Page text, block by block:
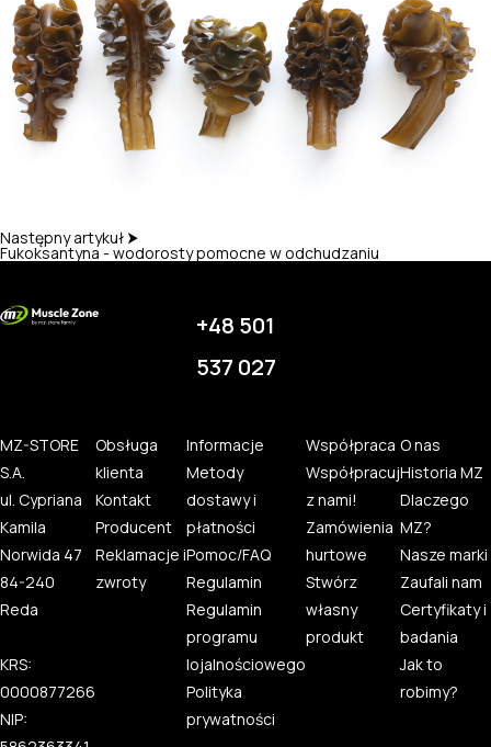
Następny artykuł ⮞
Fukoksantyna - wodorosty pomocne w odchudzaniu
+48 501
537 027
MZ-STORE
S.A.
ul. Cypriana
Kamila
Norwida 47
84-240
Reda
KRS:
0000877266
NIP:
Obsługa
klienta
Kontakt
Producent
Reklamacje i
zwroty
Informacje
Metody
dostawy i
płatności
Pomoc/FAQ
Regulamin
Regulamin
programu
lojalnościowego
Polityka
prywatności
Współpraca
Współpracuj
z nami!
Zamówienia
hurtowe
Stwórz
własny
produkt
O nas
Historia MZ
Dlaczego
MZ?
Nasze marki
Zaufali nam
Certyfikaty i
badania
Jak to
robimy?